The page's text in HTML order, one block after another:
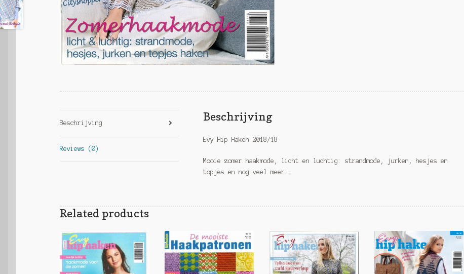
Beschrijving
Reviews (0)
Beschrijving
Evy Hip Haken 2018/18
Mooie zomer haakmode, licht en luchtig: strandmode, jurken, hesjes en
topjes en nog veel meer….
Related products